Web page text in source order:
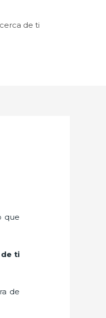
de ti
que
de ti
de